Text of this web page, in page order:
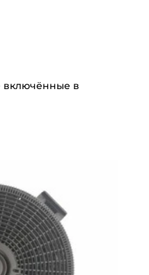
включённые в